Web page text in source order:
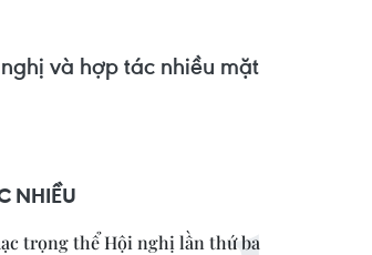
và hợp tác nhiều mặt
NHIỀU
trọng thể Hội nghị lần thứ ba